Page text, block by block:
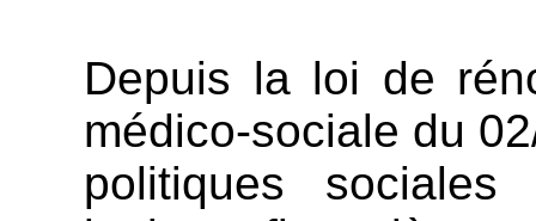
Depuis la loi de
médico-sociale du
politiques